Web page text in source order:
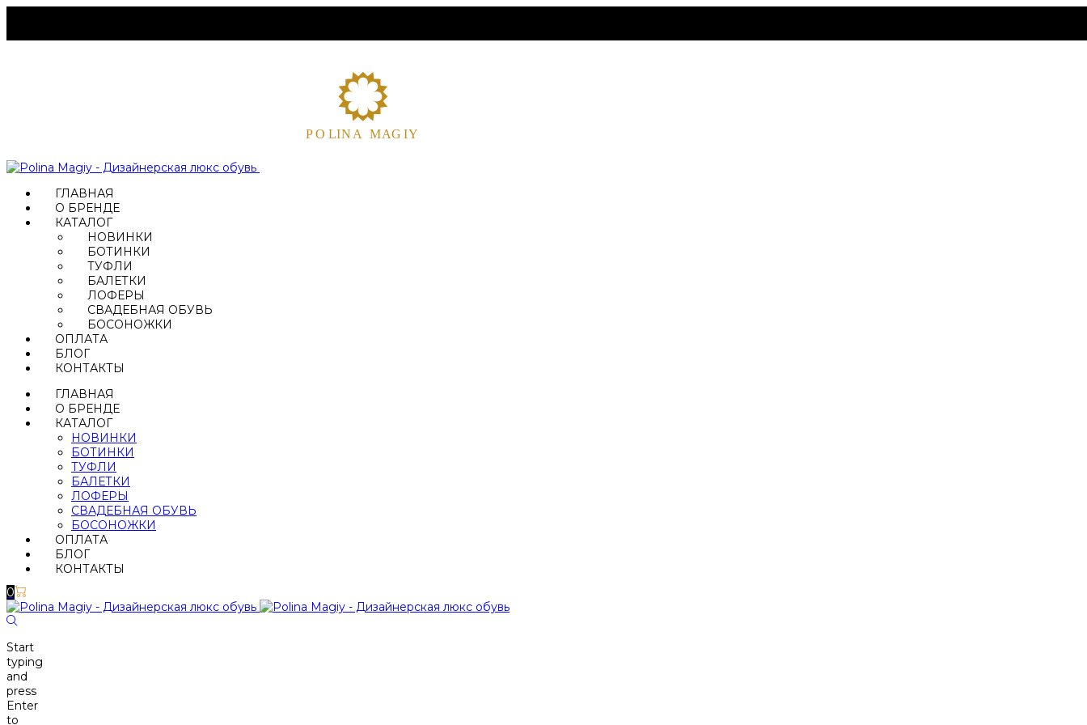
ГЛАВНАЯ
О БРЕНДЕ
КАТАЛОГ
НОВИНКИ
БОТИНКИ
ТУФЛИ
БАЛЕТКИ
ЛОФЕРЫ
СВАДЕБНАЯ ОБУВЬ
БОСОНОЖКИ
ОПЛАТА
БЛОГ
КОНТАКТЫ
ГЛАВНАЯ
О БРЕНДЕ
КАТАЛОГ
НОВИНКИ
БОТИНКИ
ТУФЛИ
БАЛЕТКИ
ЛОФЕРЫ
СВАДЕБНАЯ ОБУВЬ
БОСОНОЖКИ
ОПЛАТА
БЛОГ
КОНТАКТЫ
0
Start
typing
and
press
Enter
to